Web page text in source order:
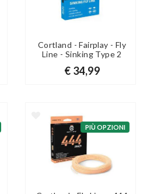
Cortland - Fairplay - Fly
Line - Sinking Type 2
€ 34,99
PIÙ OPZIONI